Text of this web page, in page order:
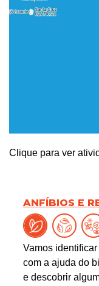
ANFÍBIOS E
Vamos
com a ajuda do
e descobrir
Clique para ver